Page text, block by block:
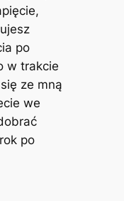
po
w trakcie
ze mną
we
po